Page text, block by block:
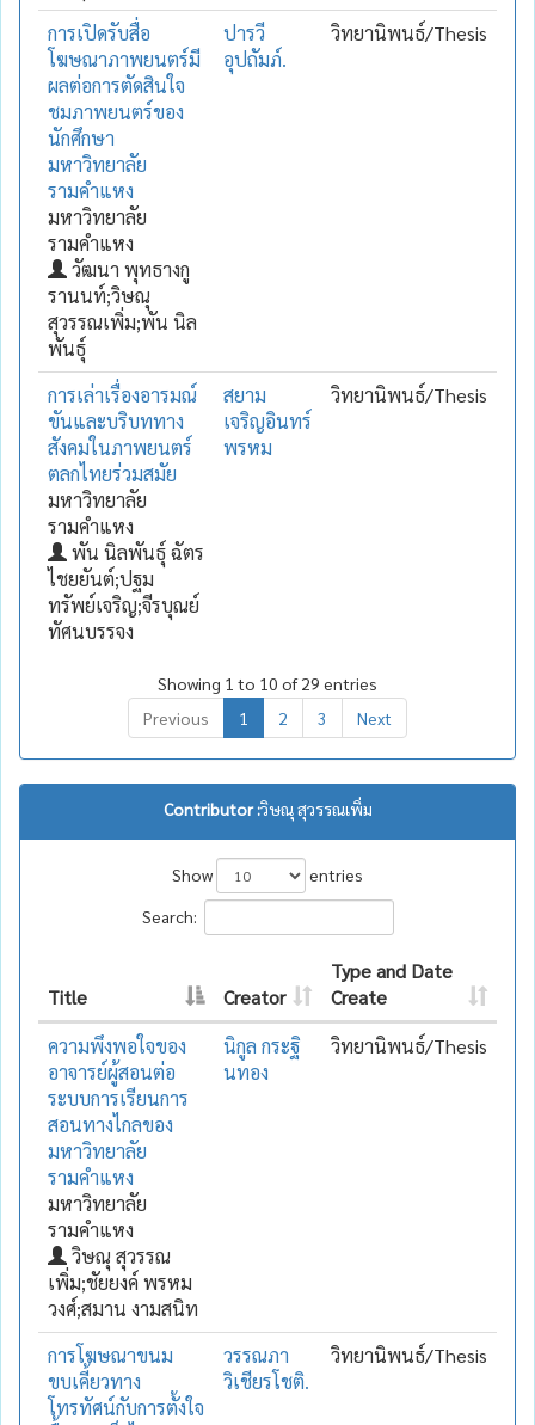
การเปิดรับสื่อ
โฆษณาภาพยนตร์มี
ผลต่อการตัดสินใจ
ชมภาพยนตร์ของ
นักศึกษา
มหาวิทยาลัย
รามคำแหง
มหาวิทยาลัย
รามคำแหง
วัฒนา พุทธางกู
รานนท์;วิษณุ
สุวรรณเพิ่ม;พัน นิล
พันธุ์
ปารวี
อุปถัมภ์.
วิทยานิพนธ์/Thesis
การเล่าเรื่องอารมณ์
ขันและบริบททาง
สังคมในภาพยนตร์
ตลกไทยร่วมสมัย
มหาวิทยาลัย
รามคำแหง
พัน นิลพันธุ์ ฉัตร
ไชยยันต์;ปฐม
ทรัพย์เจริญ;จีรบุณย์
ทัศนบรรจง
สยาม
เจริญอินทร์
พรหม
วิทยานิพนธ์/Thesis
Showing 1 to 10 of 29 entries
Previous
1 2 3 Next
Contributor :วิษณุ สุวรรณเพิ่ม
Show
entries
Search:
Title Creator
Type and Date
Create
ความพึงพอใจของ
อาจารย์ผู้สอนต่อ
ระบบการเรียนการ
สอนทางไกลของ
มหาวิทยาลัย
รามคำแหง
มหาวิทยาลัย
รามคำแหง
วิษณุ สุวรรณ
เพิ่ม;ชัยยงค์ พรหม
วงศ์;สมาน งามสนิท
นิกูล กระฐิ
นทอง
วิทยานิพนธ์/Thesis
การโฆษณาขนม
ขบเคี้ยวทาง
โทรทัศน์กับการตั้งใจ
วรรณภา
วิเชียรโชติ.
วิทยานิพนธ์/Thesis